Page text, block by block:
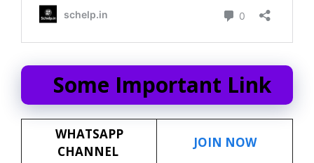
Some Important Link
WHATSAPP
CHANNEL
JOIN NOW